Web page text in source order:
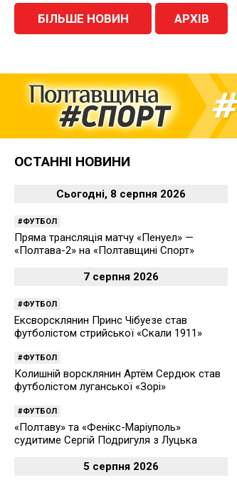
БІЛЬШЕ НОВИН АРХІВ
ОСТАННІ НОВИНИ
Сьогодні, 8 серпня 2026
ФУТБОЛ
Пряма трансляція матчу «Пенуел» —
«Полтава-2» на «Полтавщині Спорт»
7 серпня 2026
ФУТБОЛ
Ексворсклянин Принс Чібуезе став
футболістом стрийської «Скали 1911»
ФУТБОЛ
Колишній ворсклянин Артём Сердюк став
футболістом луганської «Зорі»
ФУТБОЛ
«Полтаву» та «Фенікс-Маріуполь»
судитиме Сергій Подригуля з Луцька
5 серпня 2026